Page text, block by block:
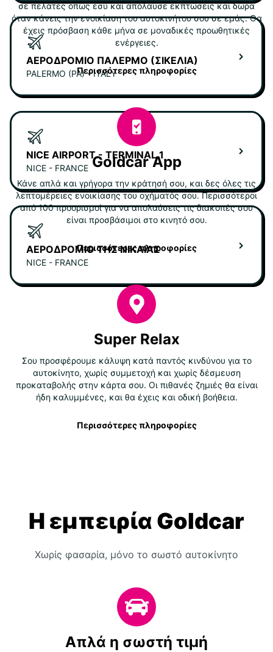
ΑΕΡΟΔΡΌΜΙΟ ΠΑΛΈΡΜΟ (ΣΙΚΕΛΊΑ)
PALERMO (PA) - ITALY
NICE AIRPORT - TERMINAL 1
NICE - FRANCE
ΑΕΡΟΔΡΌΜΙΟ ΤΗΣ ΝΊΚΑΙΑΣ
NICE - FRANCE
σε πελάτες όπως εσύ και απόλαυσε εκπτώσεις και δώρα
όταν κάνεις την ενοικίαση του αυτοκινήτου σου σε εμάς. Θα
έχεις πρόσβαση κάθε μήνα σε μοναδικές προωθητικές
ενέργειες.
Περισσότερες πληροφορίες
Goldcar App
Κάνε απλά και γρήγορα την κράτησή σου, και δες όλες τις
λεπτομέρειες ενοικίασης του οχήματός σου. Περισσότεροι
από 100 προορισμοί για να απολαύσεις τις διακοπές σου
είναι προσβάσιμοι στο κινητό σου.
Περισσότερες πληροφορίες
Super Relax
Σου προσφέρουμε κάλυψη κατά παντός κινδύνου για το
αυτοκίνητο, χωρίς συμμετοχή και χωρίς δέσμευση
προκαταβολής στην κάρτα σου. Οι πιθανές ζημιές θα είναι
ήδη καλυμμένες, και θα έχεις και οδική βοήθεια.
Περισσότερες πληροφορίες
Η εμπειρία Goldcar
Χωρίς φασαρία, μόνο το σωστό αυτοκίνητο
Απλά η σωστή τιμή